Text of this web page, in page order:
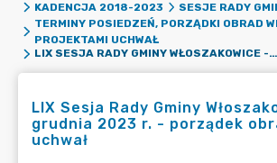
KADENCJA 2018-2023
SESJE RADY
TERMINY POSIEDZEŃ, PORZĄDKI OBRAD
PROJEKTAMI UCHWAŁ
LIX SESJA RADY GMINY WŁOSZAKOWICE - 11 GRUDNIA 2023 R. - PORZĄDEK OBRAD, PROJEKTY UCHWAŁ
LIX Sesja Rady Gminy
grudnia 2023 r. - porządek
uchwał